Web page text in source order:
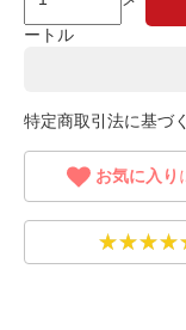
ートル
特定商取引法に基づ
お気に入り